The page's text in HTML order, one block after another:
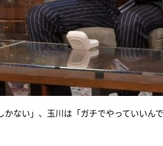
ない」、玉川は「ガチでやっていいん